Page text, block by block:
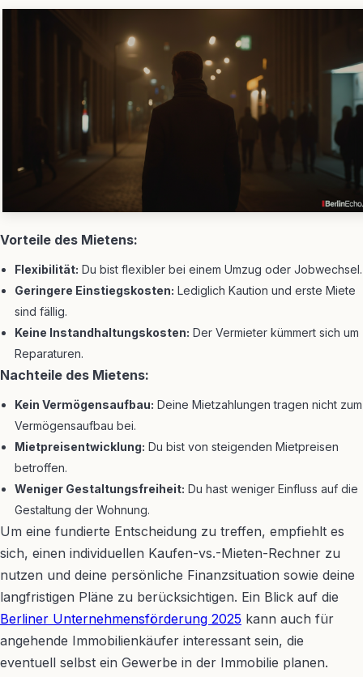
Vorteile des Mietens:
Flexibilität: Du bist flexibler bei einem Umzug oder Jobwechsel.
Geringere Einstiegskosten: Lediglich Kaution und erste Miete
sind fällig.
Keine Instandhaltungskosten: Der Vermieter kümmert sich um
Reparaturen.
Nachteile des Mietens:
Kein Vermögensaufbau: Deine Mietzahlungen tragen nicht zum
Vermögensaufbau bei.
Mietpreisentwicklung: Du bist von steigenden Mietpreisen
betroffen.
Weniger Gestaltungsfreiheit: Du hast weniger Einfluss auf die
Gestaltung der Wohnung.
Um eine fundierte Entscheidung zu treffen, empfiehlt es
sich, einen individuellen Kaufen-vs.-Mieten-Rechner zu
nutzen und deine persönliche Finanzsituation sowie deine
langfristigen Pläne zu berücksichtigen. Ein Blick auf die
Berliner Unternehmensförderung 2025 kann auch für
angehende Immobilienkäufer interessant sein, die
eventuell selbst ein Gewerbe in der Immobilie planen.